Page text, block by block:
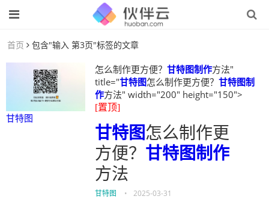
首页 包含"输入 第3页"标签的文章
甘特图
怎么制作更方便？ 甘特图制作方法"
title="甘特图怎么制作更方便？ 甘特图制
作方法" width="200" height="150">
[置顶]
甘特图怎么制作更
方便？ 甘特图制作
方法
甘特图 • 2025-03-31